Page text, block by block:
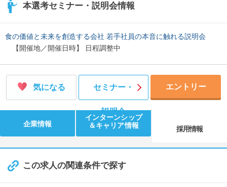
本選考セミナー・説明会情報
食の価値と未来を創造する会社 若手社員の本音に触れる説明会
【開催地／開催日時】 日程調整中
気になる セミナー・
説明会
エントリー
企業情報
インターンシップ
＆キャリア情報
採用情報
この求人の関連条件で探す